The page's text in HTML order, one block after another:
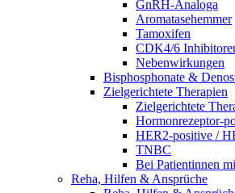
GnRH-Analoga
Aromatasehemmer
Tamoxifen
CDK4/6
Nebenwirkungen
Bisphosphonate &
Zielgerichtete Therapien
Zielgerichtete
Hormonrezeptor-
HER2-positive /
TNBC
Bei Patientinnen
Reha, Hilfen & Ansprüche